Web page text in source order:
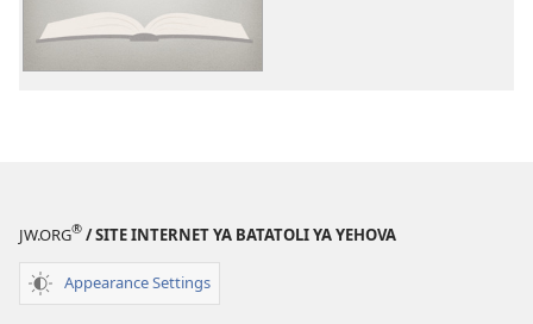
JW.ORG® / SITE INTERNET YA BATATOLI YA YEHOVA
Appearance Settings